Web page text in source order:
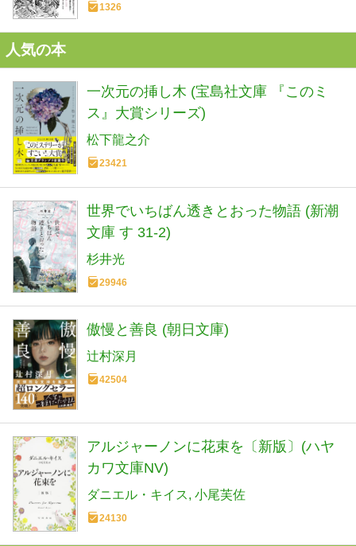
1326
人気の本
一次元の挿し木 (宝島社文庫 『このミ
ス』大賞シリーズ)
松下龍之介
23421
世界でいちばん透きとおった物語 (新潮
文庫 す 31-2)
杉井光
29946
傲慢と善良 (朝日文庫)
辻村深月
42504
アルジャーノンに花束を〔新版〕(ハヤ
カワ文庫NV)
ダニエル・キイス 小尾芙佐
24130